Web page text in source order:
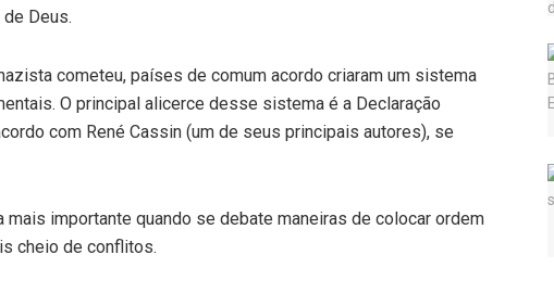
Deus.
cometeu, países de comum acordo criaram um sistema
O principal alicerce desse sistema é a Declaração
com René Cassin (um de seus principais autores), se
mais importante quando se debate maneiras de colocar ordem
cheio de conflitos.